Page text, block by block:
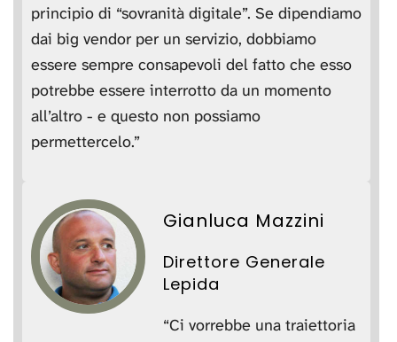
principio di “sovranità digitale”. Se dipendiamo
dai big vendor per un servizio, dobbiamo
essere sempre consapevoli del fatto che esso
potrebbe essere interrotto da un momento
all’altro - e questo non possiamo
permettercelo.”
Gianluca Mazzini
Direttore Generale
Lepida
“Ci vorrebbe una traiettoria